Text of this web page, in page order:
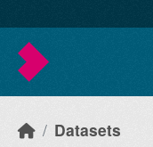
Datasets